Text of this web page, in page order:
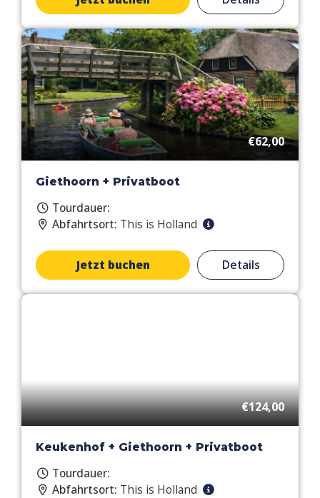
€62,00
Giethoorn + Privatboot
Tourdauer:
Abfahrtsort: This is Holland
Jetzt buchen Details
€124,00
Keukenhof + Giethoorn + Privatboot
Tourdauer:
Abfahrtsort: This is Holland